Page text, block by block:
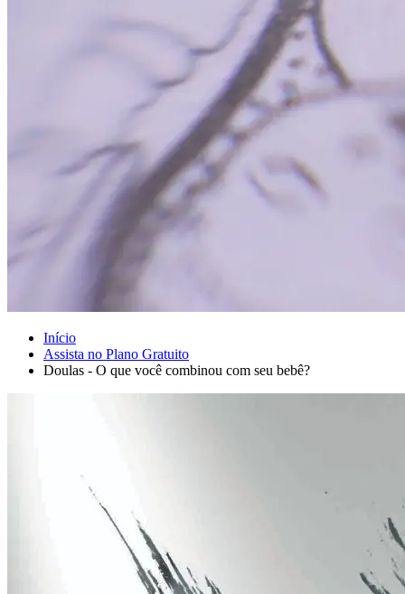
Início
Assista no Plano Gratuito
Doulas - O que você combinou com seu bebê?